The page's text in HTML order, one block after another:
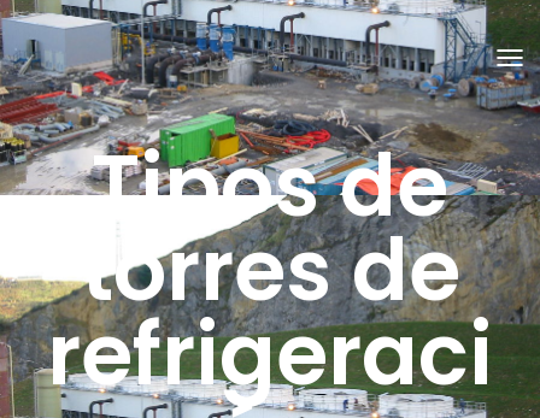
C
A
M
B
A
R
M
O
D
O
E
N
A
G
Tipos de
torres de
refrigeraci